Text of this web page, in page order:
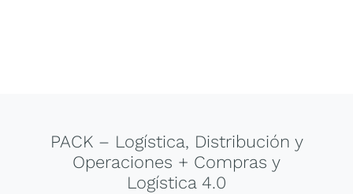
PACK – Logística, Distribución y
Operaciones + Compras y
Logística 4.0